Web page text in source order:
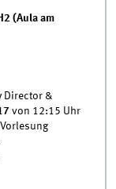
H2 (Aula am
Director &
von 12:15 Uhr